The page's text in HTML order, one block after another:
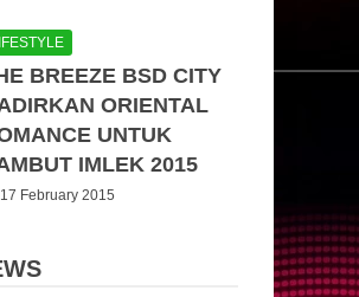
BREEZE BSD CITY
ORIENTAL
UNTUK
IMLEK 2015
17 February 2015